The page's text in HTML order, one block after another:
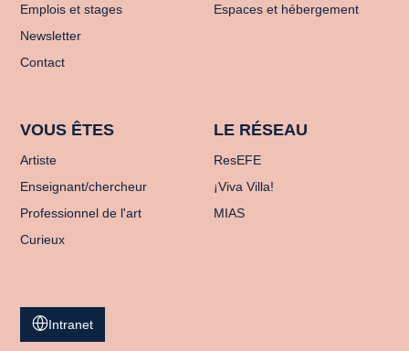
Emplois et stages
Newsletter
Contact
Espaces et hébergement
VOUS ÊTES
Artiste
Enseignant/chercheur
Professionnel de l'art
Curieux
LE RÉSEAU
ResEFE
¡Viva Villa!
MIAS
Intranet